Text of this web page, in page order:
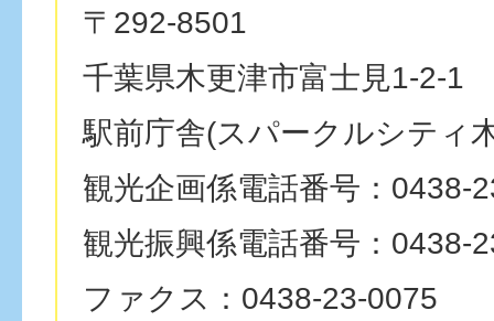
〒292-8501
千葉県木更津市富士見1-2-1
駅前庁舎(スパークルシティ
観光企画係電話番号：0438-
観光振興係電話番号：0438-
ファクス：0438-23-0075